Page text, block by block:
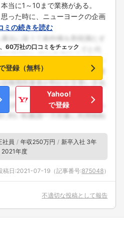
当に1～10まで業務がある。
った時に、ニューヨークの企画
ミの続きを読む
60万社の口コミをチェック
登録（無料）
Yahoo!
で登録
社員 年収250万円
新卒入社 3年
2021年度
稿日:2021-07-19 （記事番号:875048）
不適切な投稿として報告